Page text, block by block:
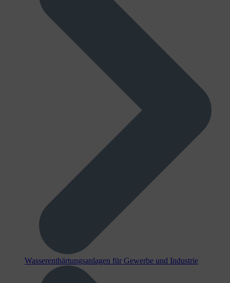
Wasserenthärtungsanlagen für Gewerbe und Industrie